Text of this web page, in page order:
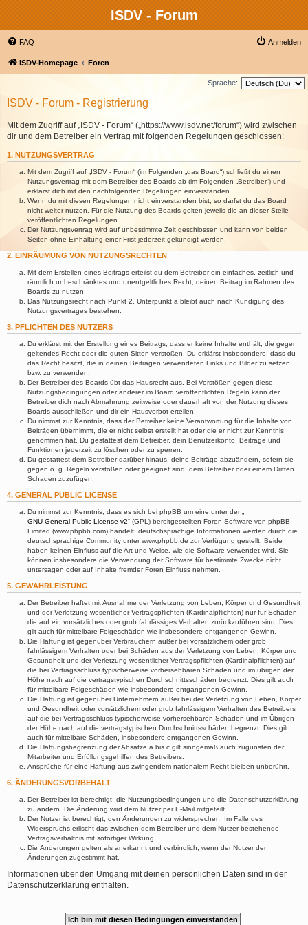
ISDV - Forum
FAQ Anmelden
ISDV-Homepage Foren
Sprache:
ISDV - Forum - Registrierung
Mit dem Zugriff auf „ISDV - Forum“ („https://www.isdv.net/forum“) wird zwischen
dir und dem Betreiber ein Vertrag mit folgenden Regelungen geschlossen:
1. NUTZUNGSVERTRAG
Mit dem Zugriff auf „ISDV - Forum“ (im Folgenden „das Board“) schließt du einen
Nutzungsvertrag mit dem Betreiber des Boards ab (im Folgenden „Betreiber“) und
erklärst dich mit den nachfolgenden Regelungen einverstanden.
Wenn du mit diesen Regelungen nicht einverstanden bist, so darfst du das Board
nicht weiter nutzen. Für die Nutzung des Boards gelten jeweils die an dieser Stelle
veröffentlichten Regelungen.
Der Nutzungsvertrag wird auf unbestimmte Zeit geschlossen und kann von beiden
Seiten ohne Einhaltung einer Frist jederzeit gekündigt werden.
2. EINRÄUMUNG VON NUTZUNGSRECHTEN
Mit dem Erstellen eines Beitrags erteilst du dem Betreiber ein einfaches, zeitlich und
räumlich unbeschränktes und unentgeltliches Recht, deinen Beitrag im Rahmen des
Boards zu nutzen.
Das Nutzungsrecht nach Punkt 2, Unterpunkt a bleibt auch nach Kündigung des
Nutzungsvertrages bestehen.
3. PFLICHTEN DES NUTZERS
Du erklärst mit der Erstellung eines Beitrags, dass er keine Inhalte enthält, die gegen
geltendes Recht oder die guten Sitten verstoßen. Du erklärst insbesondere, dass du
das Recht besitzt, die in deinen Beiträgen verwendeten Links und Bilder zu setzen
bzw. zu verwenden.
Der Betreiber des Boards übt das Hausrecht aus. Bei Verstößen gegen diese
Nutzungsbedingungen oder anderer im Board veröffentlichten Regeln kann der
Betreiber dich nach Abmahnung zeitweise oder dauerhaft von der Nutzung dieses
Boards ausschließen und dir ein Hausverbot erteilen.
Du nimmst zur Kenntnis, dass der Betreiber keine Verantwortung für die Inhalte von
Beiträgen übernimmt, die er nicht selbst erstellt hat oder die er nicht zur Kenntnis
genommen hat. Du gestattest dem Betreiber, dein Benutzerkonto, Beiträge und
Funktionen jederzeit zu löschen oder zu sperren.
Du gestattest dem Betreiber darüber hinaus, deine Beiträge abzuändern, sofern sie
gegen o. g. Regeln verstoßen oder geeignet sind, dem Betreiber oder einem Dritten
Schaden zuzufügen.
4. GENERAL PUBLIC LICENSE
Du nimmst zur Kenntnis, dass es sich bei phpBB um eine unter der „
GNU General Public License v2“ (GPL) bereitgestellten Foren-Software von phpBB
Limited (www.phpbb.com) handelt; deutschsprachige Informationen werden durch die
deutschsprachige Community unter www.phpbb.de zur Verfügung gestellt. Beide
haben keinen Einfluss auf die Art und Weise, wie die Software verwendet wird. Sie
können insbesondere die Verwendung der Software für bestimmte Zwecke nicht
untersagen oder auf Inhalte fremder Foren Einfluss nehmen.
5. GEWÄHRLEISTUNG
Der Betreiber haftet mit Ausnahme der Verletzung von Leben, Körper und Gesundheit
und der Verletzung wesentlicher Vertragspflichten (Kardinalpflichten) nur für Schäden,
die auf ein vorsätzliches oder grob fahrlässiges Verhalten zurückzuführen sind. Dies
gilt auch für mittelbare Folgeschäden wie insbesondere entgangenen Gewinn.
Die Haftung ist gegenüber Verbrauchern außer bei vorsätzlichem oder grob
fahrlässigem Verhalten oder bei Schäden aus der Verletzung von Leben, Körper und
Gesundheit und der Verletzung wesentlicher Vertragspflichten (Kardinalpflichten) auf
die bei Vertragsschluss typischerweise vorhersehbaren Schäden und im übrigen der
Höhe nach auf die vertragstypischen Durchschnittsschäden begrenzt. Dies gilt auch
für mittelbare Folgeschäden wie insbesondere entgangenen Gewinn.
Die Haftung ist gegenüber Unternehmern außer bei der Verletzung von Leben, Körper
und Gesundheit oder vorsätzlichem oder grob fahrlässigem Verhalten des Betreibers
auf die bei Vertragsschluss typischerweise vorhersehbaren Schäden und im Übrigen
der Höhe nach auf die vertragstypischen Durchschnittsschäden begrenzt. Dies gilt
auch für mittelbare Schäden, insbesondere entgangenen Gewinn.
Die Haftungsbegrenzung der Absätze a bis c gilt sinngemäß auch zugunsten der
Mitarbeiter und Erfüllungsgehilfen des Betreibers.
Ansprüche für eine Haftung aus zwingendem nationalem Recht bleiben unberührt.
6. ÄNDERUNGSVORBEHALT
Der Betreiber ist berechtigt, die Nutzungsbedingungen und die Datenschutzerklärung
zu ändern. Die Änderung wird dem Nutzer per E-Mail mitgeteilt.
Der Nutzer ist berechtigt, den Änderungen zu widersprechen. Im Falle des
Widerspruchs erlischt das zwischen dem Betreiber und dem Nutzer bestehende
Vertragsverhältnis mit sofortiger Wirkung.
Die Änderungen gelten als anerkannt und verbindlich, wenn der Nutzer den
Änderungen zugestimmt hat.
Informationen über den Umgang mit deinen persönlichen Daten sind in der
Datenschutzerklärung enthalten.